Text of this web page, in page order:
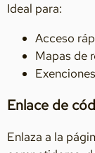
Ideal para:
Acceso
Mapas de
Enlace de
Enlaza a la